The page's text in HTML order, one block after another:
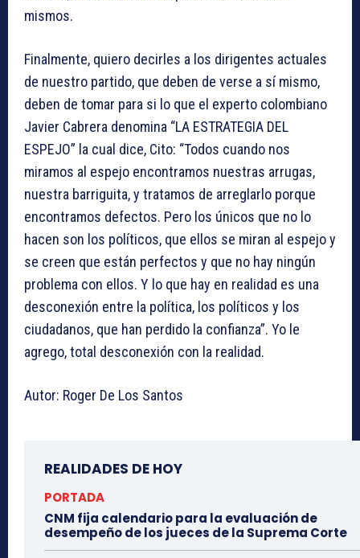
mismos.
Finalmente, quiero decirles a los dirigentes actuales
de nuestro partido, que deben de verse a sí mismo,
deben de tomar para si lo que el experto colombiano
Javier Cabrera denomina “LA ESTRATEGIA DEL
ESPEJO” la cual dice, Cito: “Todos cuando nos
miramos al espejo encontramos nuestras arrugas,
nuestra barriguita, y tratamos de arreglarlo porque
encontramos defectos. Pero los únicos que no lo
hacen son los políticos, que ellos se miran al espejo y
se creen que están perfectos y que no hay ningún
problema con ellos. Y lo que hay en realidad es una
desconexión entre la política, los políticos y los
ciudadanos, que han perdido la confianza”. Yo le
agrego, total desconexión con la realidad.
Autor: Roger De Los Santos
REALIDADES DE HOY
PORTADA
CNM fija calendario para la evaluación de
desempeño de los jueces de la Suprema Corte